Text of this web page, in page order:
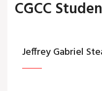
CGCC
Jeffrey Gabriel